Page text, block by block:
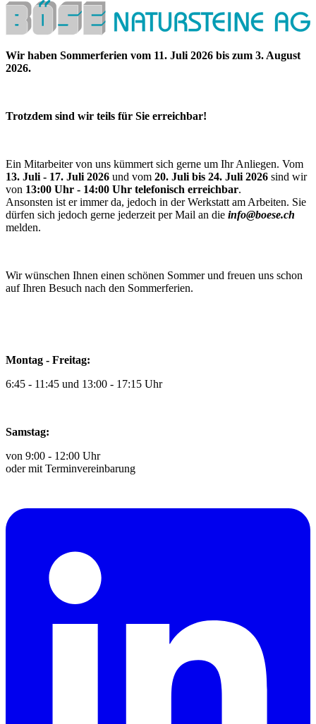
Wir haben Sommerferien vom 11. Juli 2026 bis zum 3. August
2026.
Trotzdem sind wir teils für Sie erreichbar!
Ein Mitarbeiter von uns kümmert sich gerne um Ihr Anliegen. Vom
13. Juli - 17. Juli 2026 und vom 20. Juli bis 24. Juli 2026 sind wir
von 13:00 Uhr - 14:00 Uhr telefonisch erreichbar.
Ansonsten ist er immer da, jedoch in der Werkstatt am Arbeiten. Sie
dürfen sich jedoch gerne jederzeit per Mail an die info@boese.ch
melden.
Wir wünschen Ihnen einen schönen Sommer und freuen uns schon
auf Ihren Besuch nach den Sommerferien.
Montag - Freitag:
6:45 - 11:45 und 13:00 - 17:15 Uhr
Samstag:
von 9:00 - 12:00 Uhr
oder mit Terminvereinbarung